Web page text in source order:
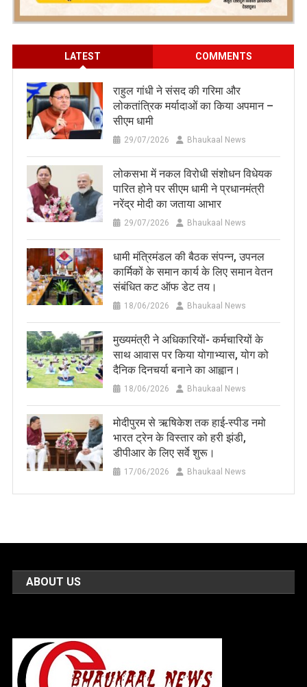
LATEST COMMENTS
राहुल गांधी ने संसद की गरिमा और
लोकतांत्रिक मर्यादाओं का किया अपमान –
सीएम धामी
29/07/2026 Bhaukaal News
लोकसभा में नकल विरोधी संशोधन विधेयक
पारित होने पर सीएम धामी ने प्रधानमंत्री
नरेंद्र मोदी का जताया आभार
29/07/2026 Bhaukaal News
धामी मंत्रिमंडल की बैठक संपन्न, उपनल
कार्मिकों के समान कार्य के लिए समान वेतन
संबंधित कट ऑफ डेट तय।
18/06/2026 Bhaukaal News
मुख्यमंत्री ने अधिकारियों- कर्मचारियों के
साथ आवास पर किया योगाभ्यास, योग को
दैनिक दिनचर्या बनाने का आह्वान।
18/06/2026 Bhaukaal News
मोदीपुरम से ऋषिकेश तक हाई‑स्पीड नमो
भारत ट्रेन के विस्तार को हरी झंडी,
डीपीआर के लिए सर्वे शुरू।
17/06/2026 Bhaukaal News
ABOUT US